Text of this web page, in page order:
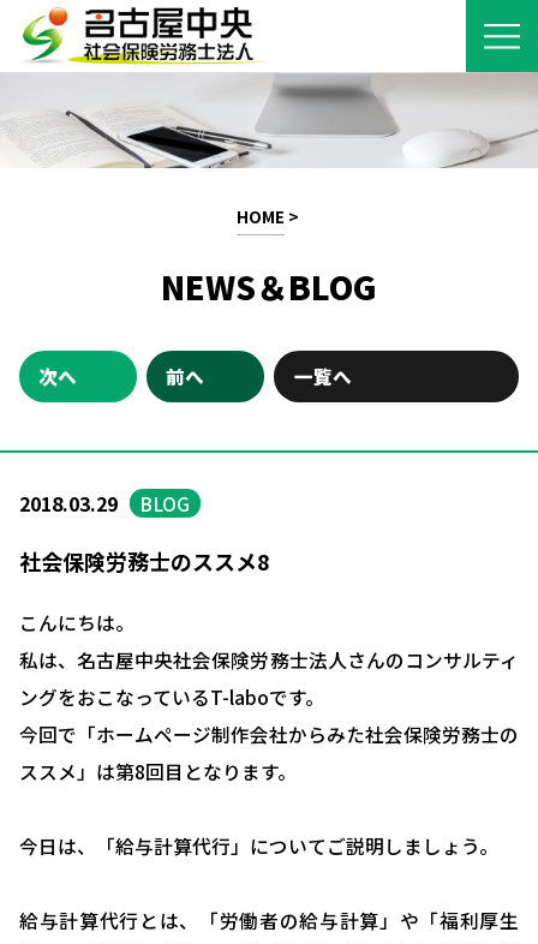
HOME >
NEWS＆BLOG
次へ 前へ 一覧へ
2018.03.29 BLOG
社会保険労務士のススメ8
こんにちは。
私は、名古屋中央社会保険労務士法人さんのコンサルティ
ングをおこなっているT-laboです。
今回で「ホームページ制作会社からみた社会保険労務士の
ススメ」は第8回目となります。
今日は、「給与計算代行」についてご説明しましょう。
給与計算代行とは、「労働者の給与計算」や「福利厚生